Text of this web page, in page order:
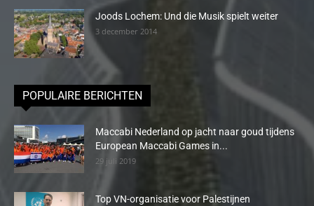
Joods Lochem: Und die Musik spielt weiter
3 december 2014
POPULAIRE BERICHTEN
Maccabi Nederland op jacht naar goud tijdens
European Maccabi Games in...
29 juli 2019
Top VN-organisatie voor Palestijnen